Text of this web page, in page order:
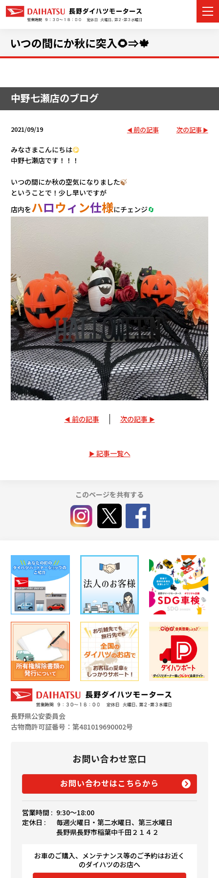
店舗情報
リコ
お問
いつの間にか秋に突入🌻⇒🍁
中野七瀬店のブログ
2021/09/19 前の記事 次の記事
みなさまこんにちは😋
中野七瀬店です！！！
いつの間にか秋の空気になりました🍃
ということで！少し早いですが
店内をハロウィ ン仕様にチェンジ🔄
前の記事 次の記事
記事一覧へ
このページを共有する
長野県公安委員会
古物商許可証番号：第481019690002号
お問い合わせ窓口
お問い合わせはこちらから
営業時間 : 9:30〜18:00
定休日 :
毎週火曜日・第二水曜日、第三水曜日
長野県長野市稲葉中千田２１４２
お車のご購入、メンテナンス等のご予約はお近く
のダイハツのお店へ